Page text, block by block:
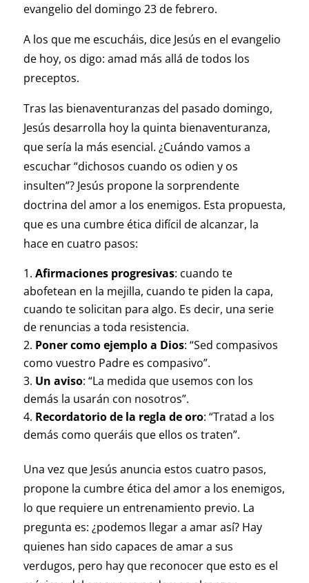
evangelio del domingo 23 de febrero.
A los que me escucháis, dice Jesús en el evangelio
de hoy, os digo: amad más allá de todos los
preceptos.
Tras las bienaventuranzas del pasado domingo,
Jesús desarrolla hoy la quinta bienaventuranza,
que sería la más esencial. ¿Cuándo vamos a
escuchar “dichosos cuando os odien y os
insulten”? Jesús propone la sorprendente
doctrina del amor a los enemigos. Esta propuesta,
que es una cumbre ética difícil de alcanzar, la
hace en cuatro pasos:
Afirmaciones progresivas: cuando te
abofetean en la mejilla, cuando te piden la capa,
cuando te solicitan para algo. Es decir, una serie
de renuncias a toda resistencia.
Poner como ejemplo a Dios: “Sed compasivos
como vuestro Padre es compasivo”.
Un aviso: “La medida que usemos con los
demás la usarán con nosotros”.
Recordatorio de la regla de oro: “Tratad a los
demás como queráis que ellos os traten”.
Una vez que Jesús anuncia estos cuatro pasos,
propone la cumbre ética del amor a los enemigos,
lo que requiere un entrenamiento previo. La
pregunta es: ¿podemos llegar a amar así? Hay
quienes han sido capaces de amar a sus
verdugos, pero hay que reconocer que esto es el